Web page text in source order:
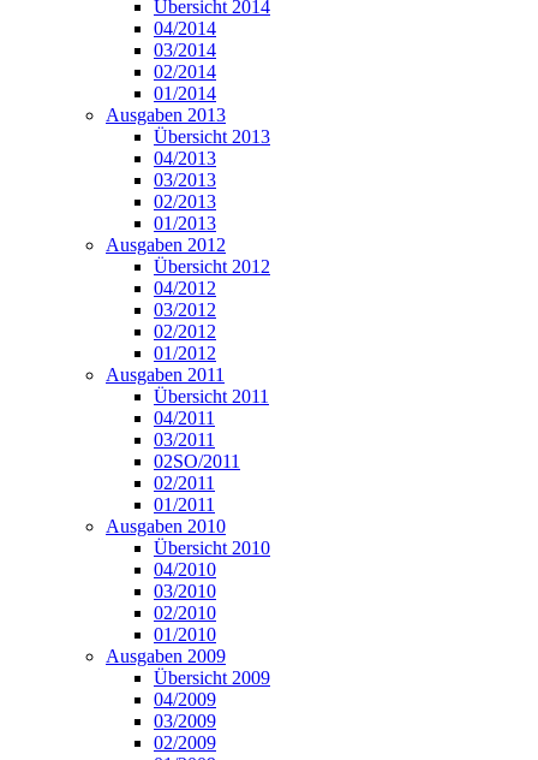
Übersicht 2014
04/2014
03/2014
02/2014
01/2014
Ausgaben 2013
Übersicht 2013
04/2013
03/2013
02/2013
01/2013
Ausgaben 2012
Übersicht 2012
04/2012
03/2012
02/2012
01/2012
Ausgaben 2011
Übersicht 2011
04/2011
03/2011
02SO/2011
02/2011
01/2011
Ausgaben 2010
Übersicht 2010
04/2010
03/2010
02/2010
01/2010
Ausgaben 2009
Übersicht 2009
04/2009
03/2009
02/2009